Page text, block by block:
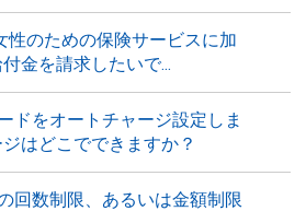
性のための保険サービスに加
金を請求したいで...
ドをオートチャージ設定しま
はどこでできますか？
回数制限、あるいは金額制限